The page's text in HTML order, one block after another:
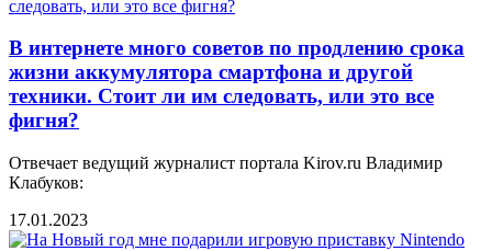
В интернете много советов по продлению срока
жизни аккумулятора смартфона и другой
техники. Стоит ли им следовать, или это все
фигня?
Отвечает ведущий журналист портала Kirov.ru Владимир
Клабуков:
17.01.2023